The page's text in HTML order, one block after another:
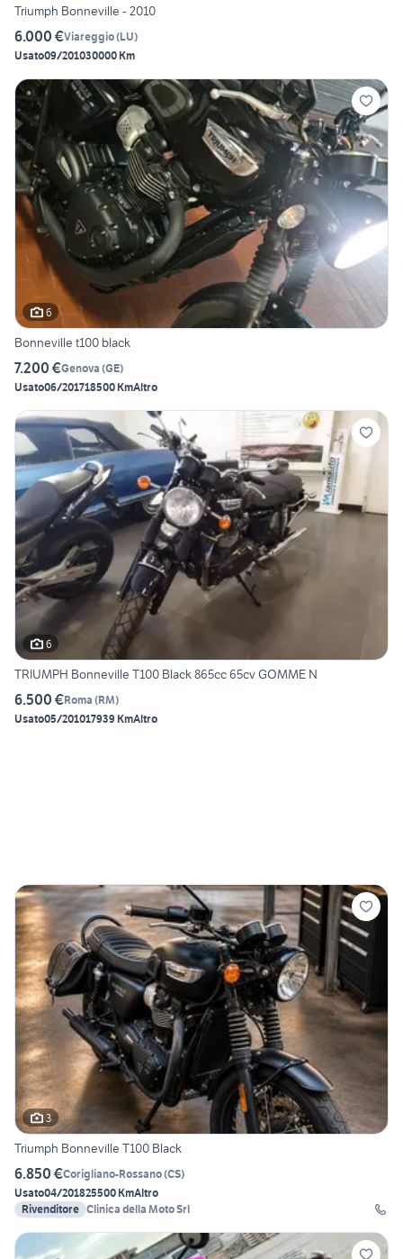
Triumph Bonneville - 2010
6.000 €Viareggio(LU)
Usato09/201030000 Km
6
Bonneville t100 black
7.200 €Genova (GE)
Usato06/201718500 KmAltro
6
TRIUMPH Bonneville T100 Black 865cc 65cv GOMME N
6.500 €Roma (RM)
Usato05/201017939 KmAltro
3
Triumph Bonneville T100 Black
6.850 €Corigliano-Rossano(CS)
Usato04/201825500 KmAltro
Rivenditore Clinica della Moto Srl